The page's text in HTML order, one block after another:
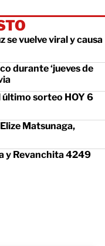
se vuelve viral y causa
durante ‘jueves de
sorteo HOY 6
Matsunaga,
y Revanchita 4249